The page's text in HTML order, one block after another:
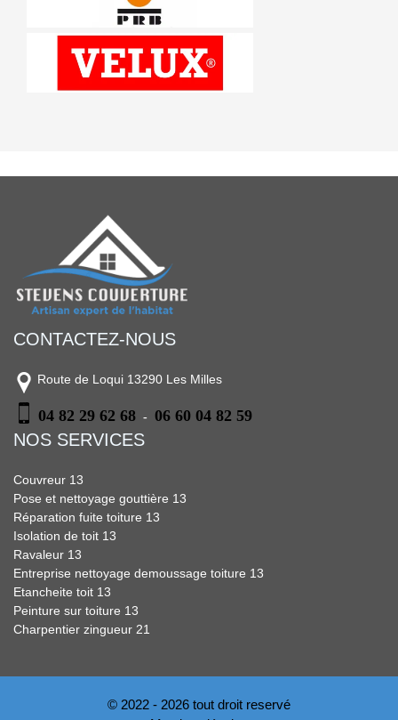
CONTACTEZ-NOUS
Route de Loqui 13290 Les Milles
04 82 29 62 68 - 06 60 04 82 59
NOS SERVICES
Couvreur 13
Pose et nettoyage gouttière 13
Réparation fuite toiture 13
Isolation de toit 13
Ravaleur 13
Entreprise nettoyage demoussage toiture 13
Etancheite toit 13
Peinture sur toiture 13
Charpentier zingueur 21
© 2022 - 2026 tout droit reservé